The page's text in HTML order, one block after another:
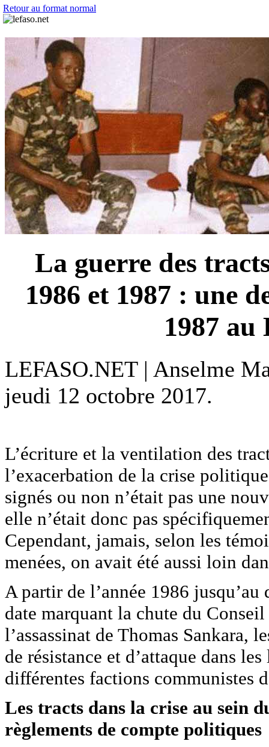
Retour au format normal
La guerre des
1986 et 1987 : une
1987
LEFASO.NET | Anselme
jeudi 12 octobre 2017.
L’écriture et la ventilation des
l’exacerbation de la crise
signés ou non n’était pas une
elle n’était donc pas
Cependant, jamais, selon les
menées, on avait été aussi loin
A partir de l’année 1986
date marquant la chute du
l’assassinat de Thomas Sankara,
de résistance et d’attaque dans
différentes factions communistes
Les tracts dans la crise au sein
règlements de compte politiques